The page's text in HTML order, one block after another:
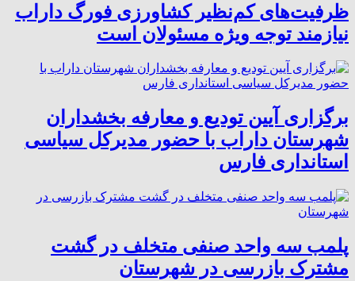
ظرفیت‌های کم‌نظیر کشاورزی فورگ داراب
نیازمند توجه ویژه مسئولان است
برگزاری آیین تودیع و معارفه بخشداران
شهرستان داراب با حضور مدیرکل سیاسی
استانداری فارس
پلمب سه واحد صنفی متخلف در گشت
مشترک بازرسی در شهرستان